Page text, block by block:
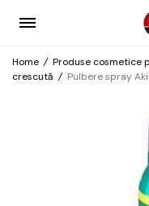
Home / Produse cosmetice
crescută / Pulbere spray